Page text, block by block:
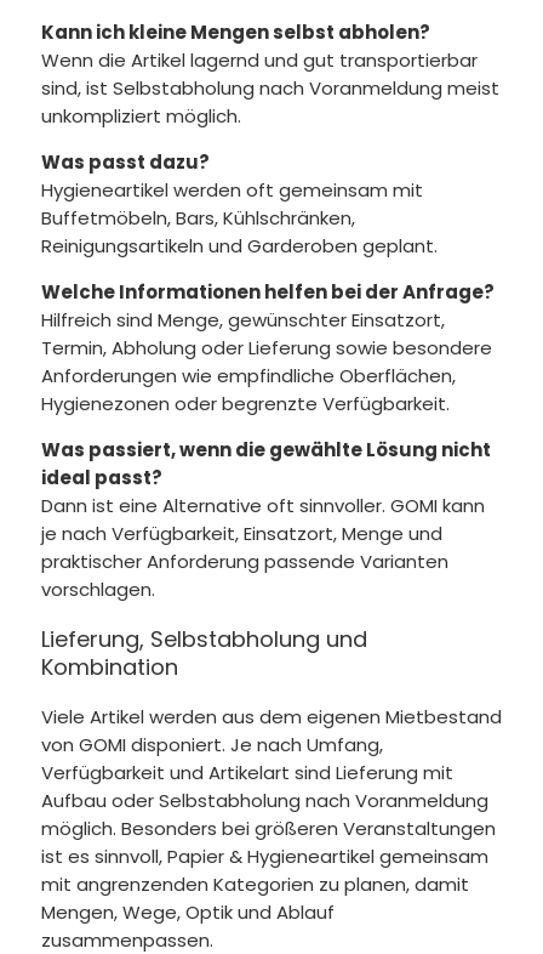
Kann ich kleine Mengen selbst abholen?
Wenn die Artikel lagernd und gut transportierbar
sind, ist Selbstabholung nach Voranmeldung meist
unkompliziert möglich.
Was passt dazu?
Hygieneartikel werden oft gemeinsam mit
Buffetmöbeln, Bars, Kühlschränken,
Reinigungsartikeln und Garderoben geplant.
Welche Informationen helfen bei der Anfrage?
Hilfreich sind Menge, gewünschter Einsatzort,
Termin, Abholung oder Lieferung sowie besondere
Anforderungen wie empfindliche Oberflächen,
Hygienezonen oder begrenzte Verfügbarkeit.
Was passiert, wenn die gewählte Lösung nicht
ideal passt?
Dann ist eine Alternative oft sinnvoller. GOMI kann
je nach Verfügbarkeit, Einsatzort, Menge und
praktischer Anforderung passende Varianten
vorschlagen.
Lieferung, Selbstabholung und
Kombination
Viele Artikel werden aus dem eigenen Mietbestand
von GOMI disponiert. Je nach Umfang,
Verfügbarkeit und Artikelart sind Lieferung mit
Aufbau oder Selbstabholung nach Voranmeldung
möglich. Besonders bei größeren Veranstaltungen
ist es sinnvoll, Papier & Hygieneartikel gemeinsam
mit angrenzenden Kategorien zu planen, damit
Mengen, Wege, Optik und Ablauf
zusammenpassen.